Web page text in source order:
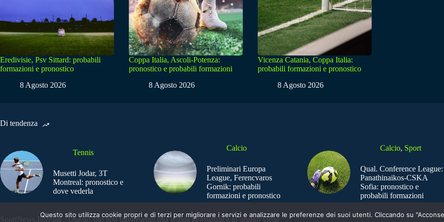
Eredivisie, Psv Sittard: probabili
formazioni e pronostico
8 Agosto 2026
Coppa Italia, Ascoli-Potenza:
pronostico e probabili formazioni
8 Agosto 2026
Vicenza Catania, Coppa Italia:
probabili formazioni e pronostico
8 Agosto 2026
Di tendenza
Tennis
Musetti Jodar, 3T
Montreal: pronostico e
dove vederla
Calcio
Preliminari Europa
League, Ferencvaros
Gornik: probabili
formazioni e pronostico
Calcio, Sport
Qual. Conference League:
Panathinaikos-CSKA
Sofia: pronostico e
probabili formazioni
SportNews.BetFlag - Questo sito non rappresenta una testata giornalistica in quanto viene
Questo sito utilizza cookie propri e di terzi per migliorare i servizi e analizzare le preferenze dei suoi utenti. Cliccando su